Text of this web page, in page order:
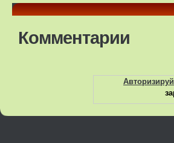
Комментарии